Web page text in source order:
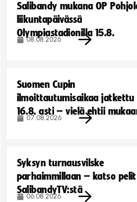
Salibandy mukana OP
liikuntapäivässä
Olympiastadionilla 15.8.
08.08.2026
Suomen Cupin
ilmoittautumisaikaa jatkettu
16.8. asti – vielä ehtii
07.08.2026
Syksyn turnausvilske
parhaimmillaan – katso pelit
SalibandyTV:stä
06.08.2026